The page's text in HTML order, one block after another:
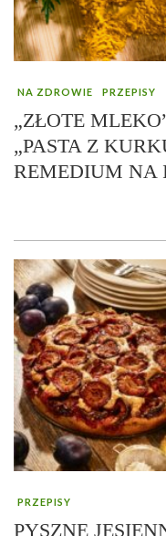
NA ZDROWIE PRZEPISY
„ZŁOTE
„PASTA Z
REMEDIUM NA
PRZEPISY
PYSZNE